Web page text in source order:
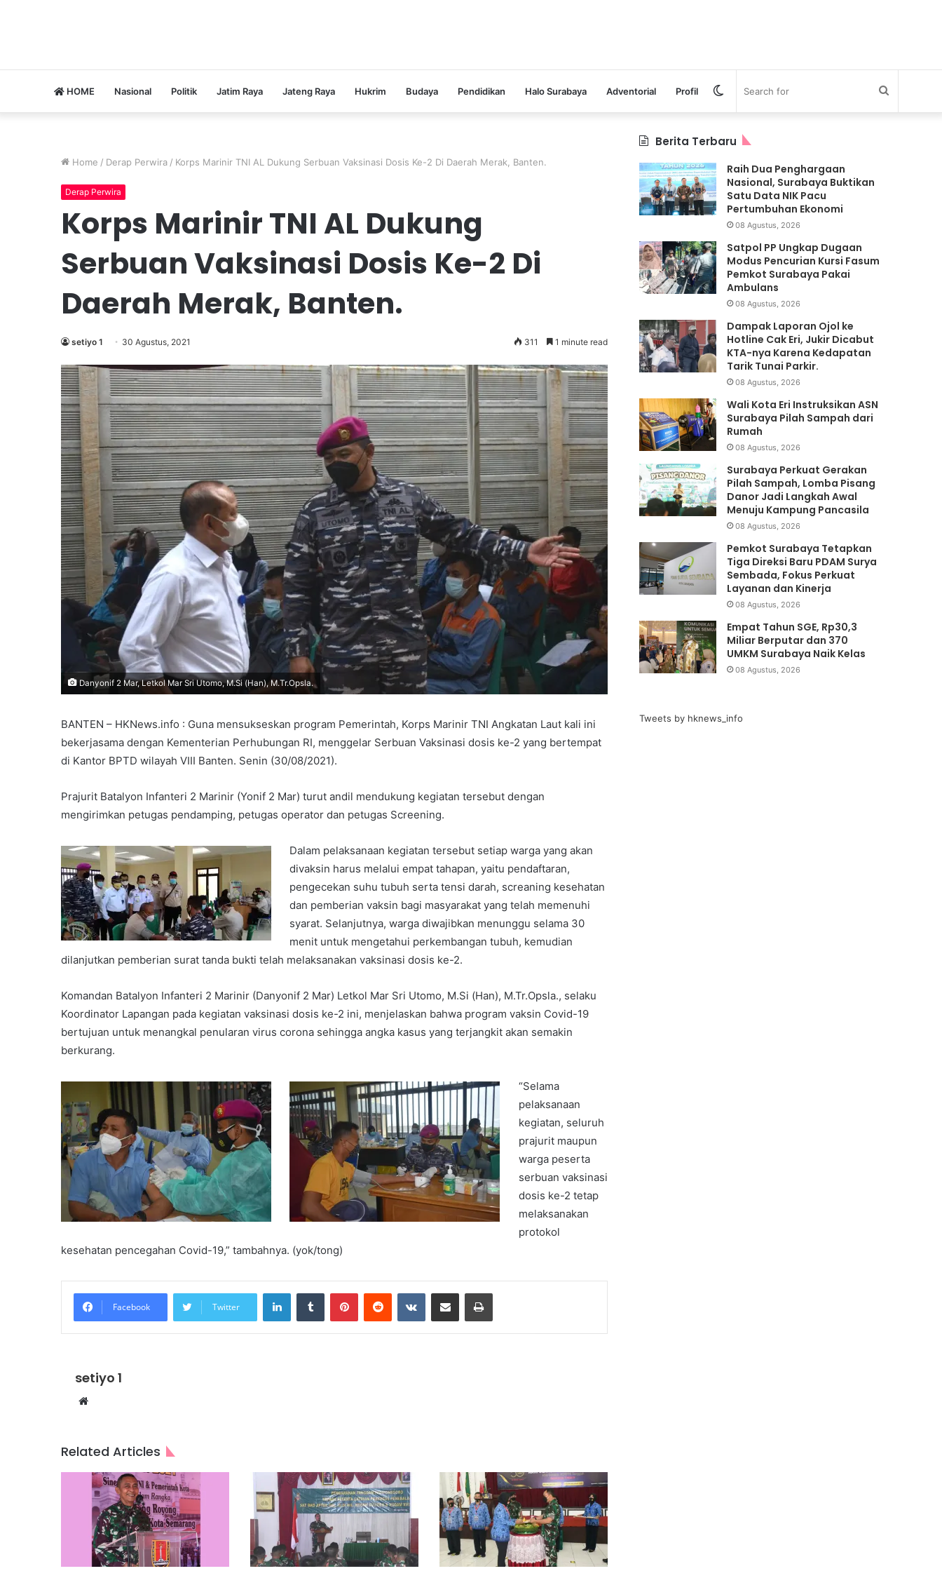
HOME Nasional Politik Jatim Raya Jateng Raya Hukrim Budaya Pendidikan Halo Surabaya Adventorial Profil Search
Switch
skin
Home / Derap Perwira / Korps Marinir TNI AL Dukung Serbuan Vaksinasi Dosis Ke-2 Di Daerah Merak, Banten.
Derap Perwira
Korps Marinir TNI AL Dukung
Serbuan Vaksinasi Dosis Ke-2 Di
Daerah Merak, Banten.
setiyo 1 30 Agustus, 2021 311 1 minute read
Danyonif 2 Mar, Letkol Mar Sri Utomo, M.Si (Han), M.Tr.Opsla.
BANTEN – HKNews.info : Guna mensukseskan program Pemerintah, Korps Marinir TNI Angkatan Laut kali ini
bekerjasama dengan Kementerian Perhubungan RI, menggelar Serbuan Vaksinasi dosis ke-2 yang bertempat
di Kantor BPTD wilayah VIII Banten. Senin (30/08/2021).
Prajurit Batalyon Infanteri 2 Marinir (Yonif 2 Mar) turut andil mendukung kegiatan tersebut dengan
mengirimkan petugas pendamping, petugas operator dan petugas Screening.
Dalam pelaksanaan kegiatan tersebut setiap warga yang akan
divaksin harus melalui empat tahapan, yaitu pendaftaran,
pengecekan suhu tubuh serta tensi darah, screaning kesehatan
dan pemberian vaksin bagi masyarakat yang telah memenuhi
syarat. Selanjutnya, warga diwajibkan menunggu selama 30
menit untuk mengetahui perkembangan tubuh, kemudian
dilanjutkan pemberian surat tanda bukti telah melaksanakan vaksinasi dosis ke-2.
Komandan Batalyon Infanteri 2 Marinir (Danyonif 2 Mar) Letkol Mar Sri Utomo, M.Si (Han), M.Tr.Opsla., selaku
Koordinator Lapangan pada kegiatan vaksinasi dosis ke-2 ini, menjelaskan bahwa program vaksin Covid-19
bertujuan untuk menangkal penularan virus corona sehingga angka kasus yang terjangkit akan semakin
berkurang.
“Selama
pelaksanaan
kegiatan, seluruh
prajurit maupun
warga peserta
serbuan vaksinasi
dosis ke-2 tetap
melaksanakan
protokol
kesehatan pencegahan Covid-19,” tambahnya. (yok/tong)
Facebook Twitter
LinkedInTumblr PinterestReddit VKontakteShare via Email Print
setiyo 1
Website
Related Articles
Berita Terbaru
Raih Dua Penghargaan
Nasional, Surabaya Buktikan
Satu Data NIK Pacu
Pertumbuhan Ekonomi
08 Agustus, 2026
Satpol PP Ungkap Dugaan
Modus Pencurian Kursi Fasum
Pemkot Surabaya Pakai
Ambulans
08 Agustus, 2026
Dampak Laporan Ojol ke
Hotline Cak Eri, Jukir Dicabut
KTA-nya Karena Kedapatan
Tarik Tunai Parkir.
08 Agustus, 2026
Wali Kota Eri Instruksikan ASN
Surabaya Pilah Sampah dari
Rumah
08 Agustus, 2026
Surabaya Perkuat Gerakan
Pilah Sampah, Lomba Pisang
Danor Jadi Langkah Awal
Menuju Kampung Pancasila
08 Agustus, 2026
Pemkot Surabaya Tetapkan
Tiga Direksi Baru PDAM Surya
Sembada, Fokus Perkuat
Layanan dan Kinerja
08 Agustus, 2026
Empat Tahun SGE, Rp30,3
Miliar Berputar dan 370
UMKM Surabaya Naik Kelas
08 Agustus, 2026
Tweets by hknews_info